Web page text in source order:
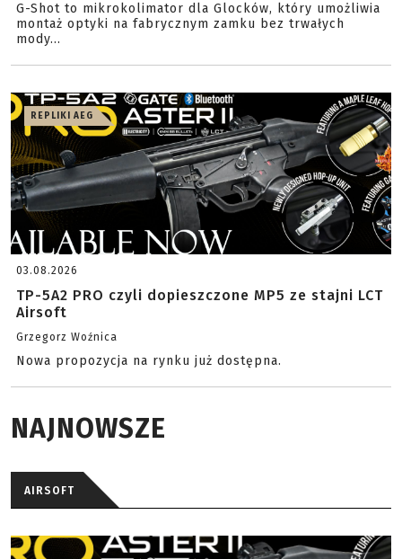
G-Shot to mikrokolimator dla Glocków, który umożliwia
montaż optyki na fabrycznym zamku bez trwałych
mody...
REPLIKI AEG
03.08.2026
TP-5A2 PRO czyli dopieszczone MP5 ze stajni LCT
Airsoft
Grzegorz Woźnica
Nowa propozycja na rynku już dostępna.
NAJNOWSZE
AIRSOFT